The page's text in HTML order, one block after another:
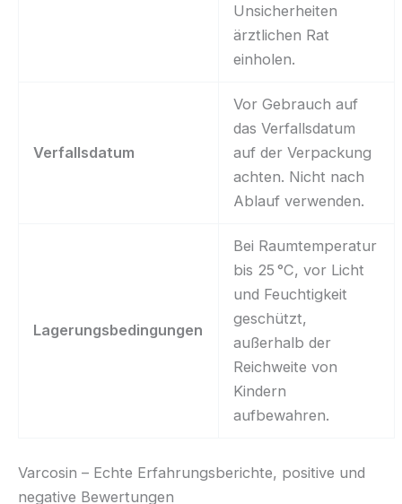
Unsicherheiten
ärztlichen Rat
einholen.
Verfallsdatum
Vor Gebrauch auf
das Verfallsdatum
auf der Verpackung
achten. Nicht nach
Ablauf verwenden.
Lagerungsbedingungen
Bei Raumtemperatur
bis 25 °C, vor Licht
und Feuchtigkeit
geschützt,
außerhalb der
Reichweite von
Kindern
aufbewahren.
Varcosin – Echte Erfahrungsberichte, positive und
negative Bewertungen